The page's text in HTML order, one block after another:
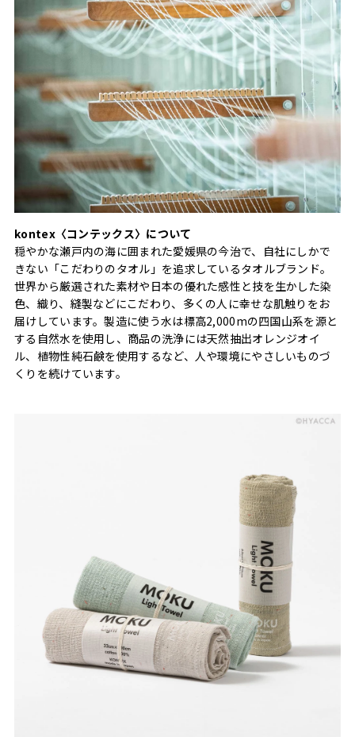
kontex〈コンテックス〉について
穏やかな瀬戸内の海に囲まれた愛媛県の今治で、自社にしかで
きない「こだわりのタオル」を追求しているタオルブランド。
世界から厳選された素材や日本の優れた感性と技を生かした染
色、織り、縫製などにこだわり、多くの人に幸せな肌触りをお
届けしています。製造に使う水は標高2,000mの四国山系を源と
する自然水を使用し、商品の洗浄には天然抽出オレンジオイ
ル、植物性純石鹸を使用するなど、人や環境にやさしいものづ
くりを続けています。